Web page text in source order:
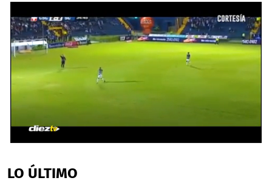
of
56
LO ÚLTIMO